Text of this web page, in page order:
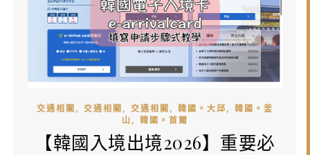
交通相關 , 交通相關 , 交通相關 , 韓國。大邱, 韓國。釜
山, 韓國。首爾
【韓國入境出境2026】重要必